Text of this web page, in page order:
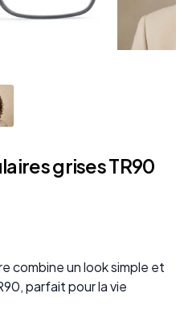
grises TR90
combine un look simple et
parfait pour la vie